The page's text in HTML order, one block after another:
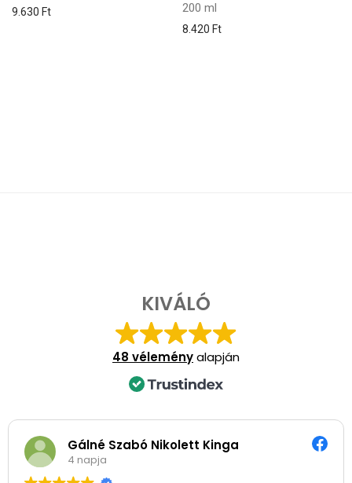
9.630 Ft
200 ml
8.420 Ft
KIVÁLÓ
48 véleményalapján
Gálné Szabó Nikolett Kinga
4 napja